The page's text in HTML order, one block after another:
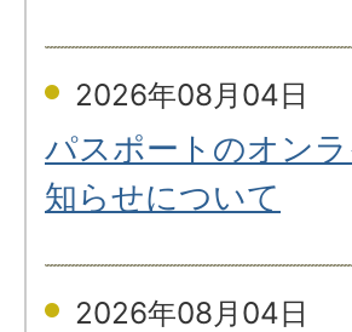
2026年08月04日
パスポートのオン
知らせについて
2026年08月04日